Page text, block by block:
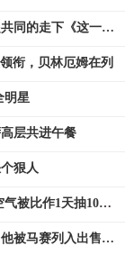
同的走下《这一
衔，贝林厄姆在列
明星
层共进午餐
狠人
被比作1天抽10根
被马赛列入出售名